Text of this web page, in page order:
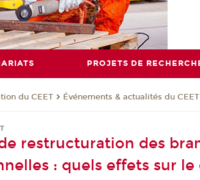
PROJETS DE
du CEET Événements & actualités du CEET
restructuration des
: quels effets sur le